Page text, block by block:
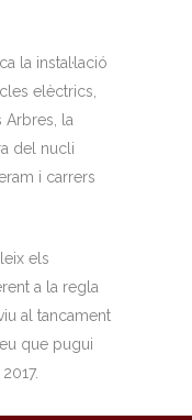
la instal·lació
elèctrics,
Arbres, la
del nucli
i carrers
els
a la regla
al tancament
que pugui